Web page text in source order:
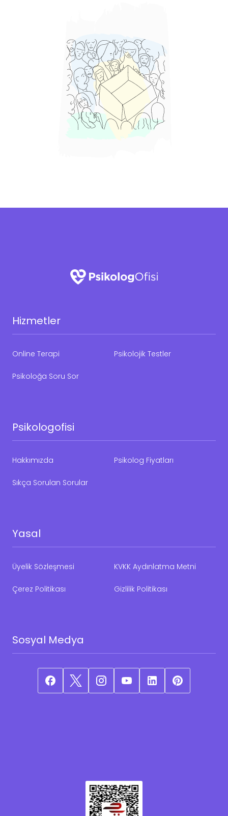
Hizmetler
Online Terapi Psikolojik Testler
Psikoloğa Soru Sor
Psikologofisi
Hakkımızda Psikolog Fiyatları
Sıkça Sorulan Sorular
Yasal
Üyelik Sözleşmesi KVKK Aydınlatma Metni
Çerez Politikası Gizlilik Politikası
Sosyal Medya